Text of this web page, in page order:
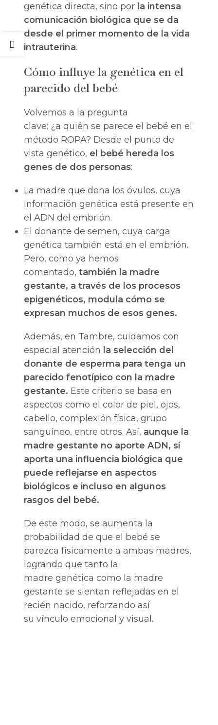
genética directa, sino por la intensa
comunicación biológica que se da
desde el primer momento de la vida
intrauterina.
Cómo influye la genética en el
parecido del bebé
Volvemos a la pregunta
clave: ¿a quién se parece el bebé en el
método ROPA? Desde el punto de
vista genético, el bebé hereda los
genes de dos personas:
La madre que dona los óvulos, cuya
información genética está presente en
el ADN del embrión.
El donante de semen, cuya carga
genética también está en el embrión.
Pero, como ya hemos
comentado, también la madre
gestante, a través de los procesos
epigenéticos, modula cómo se
expresan muchos de esos genes.
Además, en Tambre, cuidamos con
especial atención la selección del
donante de esperma para tenga un
parecido fenotípico con la madre
gestante. Este criterio se basa en
aspectos como el color de piel, ojos,
cabello, complexión física, grupo
sanguíneo, entre otros. Así, aunque la
madre gestante no aporte ADN, sí
aporta una influencia biológica que
puede reflejarse en aspectos
biológicos e incluso en algunos
rasgos del bebé.
De este modo, se aumenta la
probabilidad de que el bebé se
parezca físicamente a ambas madres,
logrando que tanto la
madre genética como la madre
gestante se sientan reflejadas en el
recién nacido, reforzando así
su vínculo emocional y visual.